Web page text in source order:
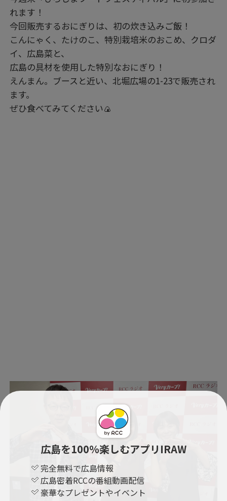
広島を100％楽しむアプリIRAW
完全無料で広島情報
広島密着RCCの番組動画配信
豪華なプレゼントやイベント
れます！
今回販売するおにぎりは、初の炊き込みご飯！
こんにゃく、たけのこ、特別栽培米のおこめ、クロダ
イ、広島菜と、
広島の具材を使用した特別なおにぎり！
えんまん。ブースと近い、北堀広場の1-23で販売され
ます。
ぜひ食べてみてください🍙